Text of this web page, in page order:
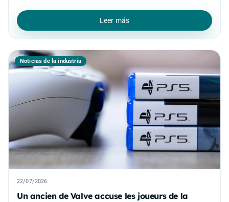
Leer más
Noticias de la industria
22/07/2026
Un ancien de Valve accuse les joueurs de la